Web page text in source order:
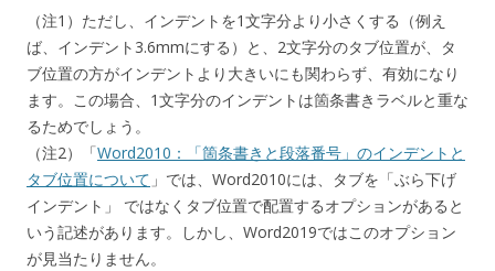
（注1）ただし、インデントを1文字分より小さくする（例え
ば、インデント3.6mmにする）と、2文字分のタブ位置が、タ
ブ位置の方がインデントより大きいにも関わらず、有効になり
ます。この場合、1文字分のインデントは箇条書きラベルと重な
るためでしょう。
（注2）「Word2010：「箇条書きと段落番号」のインデントと
タブ位置について 」では、Word2010には、タブを「ぶら下げ
インデント」 ではなくタブ位置で配置するオプションがあると
いう記述があります。しかし、Word2019ではこのオプション
が見当たりません。